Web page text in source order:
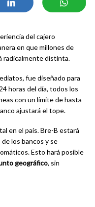
del cajero
en que millones de
radicalmente distinta.
fue diseñado para
horas del día, todos los
con un límite de hasta
ajustará el tope.
en el país. Bre-B estará
los bancos y se
Esto hará posible
geográfico, sin